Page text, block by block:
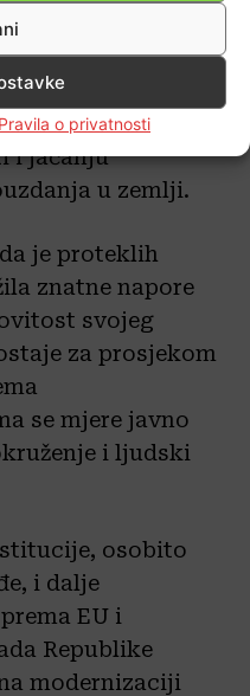
Pravila o privatnosti
za hrvatske
izvanrednim
zdravstveni
Hrvatsku, taj
i jačanju
u zemlji.
je proteklih
znatne napore
svojeg
za prosjekom
se mjere javno
i ljudski
osobito
i dalje
EU i
Republike
modernizaciji